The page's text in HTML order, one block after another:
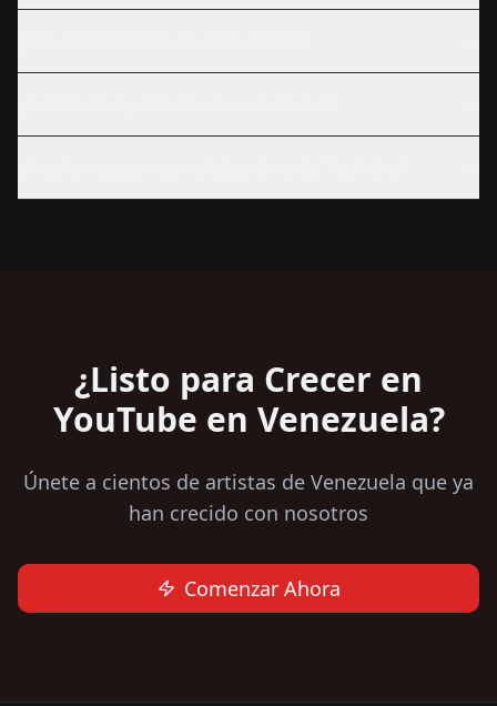
¿Listo para Crecer en
YouTube en Venezuela?
Únete a cientos de artistas de Venezuela que ya
han crecido con nosotros
Comenzar Ahora